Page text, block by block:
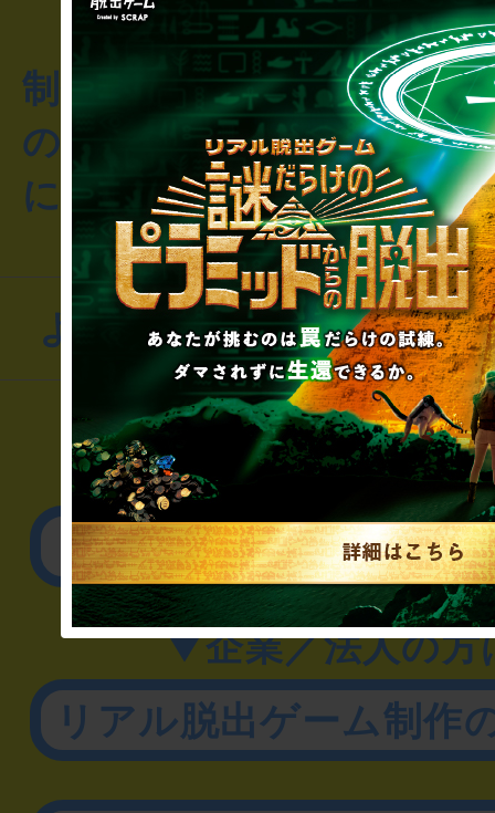
制作のご相談・コラボレ
のお客様からのご質問や
にお問い合わせください
よくあるお問い合わせ
▼一般のお客様
公演内容、チケット
▼企業／法人の方
リアル脱出ゲーム制作